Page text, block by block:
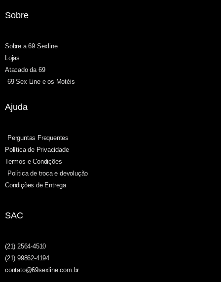
Sobre
Sobre a 69 Sexline
Lojas
Atacado da 69
69 Sex Line e os Motéis
Ajuda
Perguntas Frequentes
Política de Privacidade
Termos e Condições
Política de troca e devolução
Condições de Entrega
SAC
(21) 2564-4510
(21) 99862-4194
contato@69sexline.com.br